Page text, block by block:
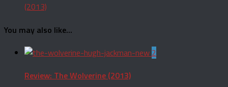
(2013)
You may also like...
2
Review: The Wolverine (2013)